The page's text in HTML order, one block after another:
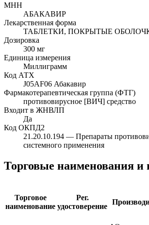
МНН
АБАКАВИР
Лекарственная форма
ТАБЛЕТКИ, ПОКРЫТЫЕ
Дозировка
300 мг
Единица измерения
Миллиграмм
Код АТХ
J05AF06 Абакавир
Фармакотерапевтическая группа (ФТГ)
противовирусное [ВИЧ] средство
Входит в ЖНВЛП
Да
Код ОКПД2
21.20.10.194 — Препараты
системного применения
Торговые наименования и
Торговое
наименование
Рег.
удостоверение